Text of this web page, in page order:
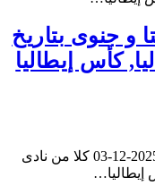
و جنوى بتاريخ
كأس إيطاليا
تفاصيل مباراة أتالانتا و جنوى يلتقى اليوم 2025-12-03 كلا من نادى
إيطاليا…